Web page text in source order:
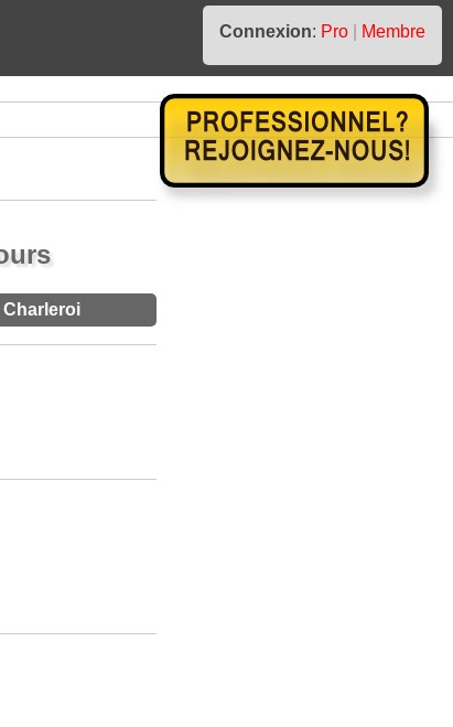
Connexion: Pro
Membre
Charleroi